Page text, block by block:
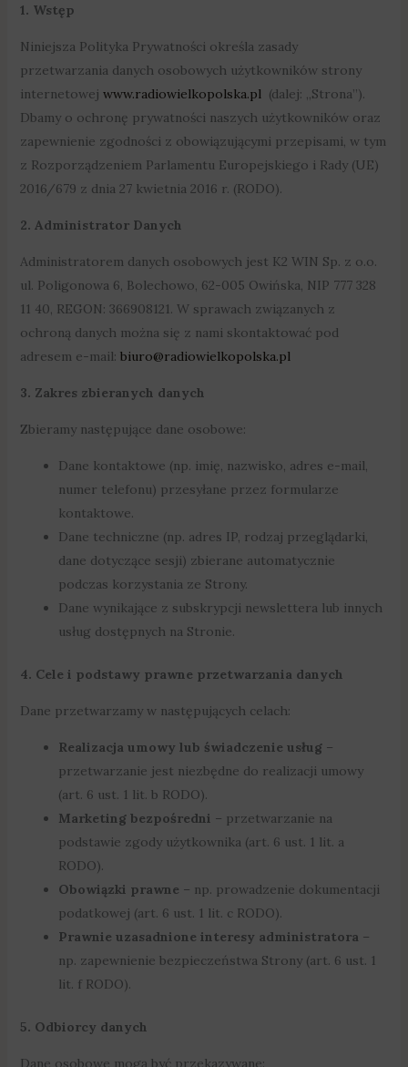
1. Wstęp
Niniejsza Polityka Prywatności określa zasady
przetwarzania danych osobowych użytkowników strony
internetowej www.radiowielkopolska.pl(dalej: „Strona”).
Dbamy o ochronę prywatności naszych użytkowników oraz
zapewnienie zgodności z obowiązującymi przepisami, w tym
z Rozporządzeniem Parlamentu Europejskiego i Rady (UE)
2016/679 z dnia 27 kwietnia 2016 r. (RODO).
2. Administrator Danych
Administratorem danych osobowych jest K2 WIN Sp. z o.o.
ul. Poligonowa 6, Bolechowo, 62-005 Owińska, NIP 777 328
11 40, REGON: 366908121. W sprawach związanych z
ochroną danych można się z nami skontaktować pod
adresem e-mail: biuro@radiowielkopolska.pl
3. Zakres zbieranych danych
Zbieramy następujące dane osobowe:
Dane kontaktowe (np. imię, nazwisko, adres e-mail,
numer telefonu) przesyłane przez formularze
kontaktowe.
Dane techniczne (np. adres IP, rodzaj przeglądarki,
dane dotyczące sesji) zbierane automatycznie
podczas korzystania ze Strony.
Dane wynikające z subskrypcji newslettera lub innych
usług dostępnych na Stronie.
4. Cele i podstawy prawne przetwarzania danych
Dane przetwarzamy w następujących celach:
Realizacja umowy lub świadczenie usług–
przetwarzanie jest niezbędne do realizacji umowy
(art. 6 ust. 1 lit. b RODO).
Marketing bezpośredni – przetwarzanie na
podstawie zgody użytkownika (art. 6 ust. 1 lit. a
RODO).
Obowiązki prawne – np. prowadzenie dokumentacji
podatkowej (art. 6 ust. 1 lit. c RODO).
Prawnie uzasadnione interesy administratora –
np. zapewnienie bezpieczeństwa Strony (art. 6 ust. 1
lit. f RODO).
5. Odbiorcy danych
Dane osobowe mogą być przekazywane: